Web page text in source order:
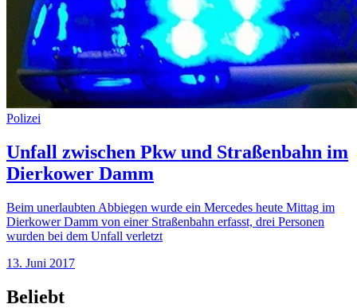
Polizei
Unfall zwischen Pkw und Straßenbahn im
Dierkower Damm
Beim unerlaubten Abbiegen wurde ein Mercedes heute Mittag im
Dierkower Damm von einer Straßenbahn erfasst, drei Personen
wurden bei dem Unfall verletzt
13. Juni 2017
Beliebt